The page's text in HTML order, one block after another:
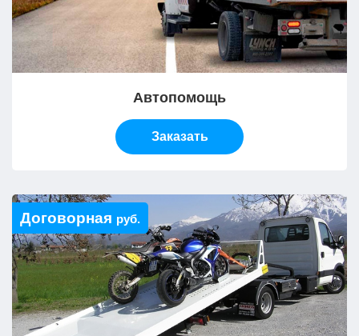
Автопомощь
Заказать
Договорная руб.